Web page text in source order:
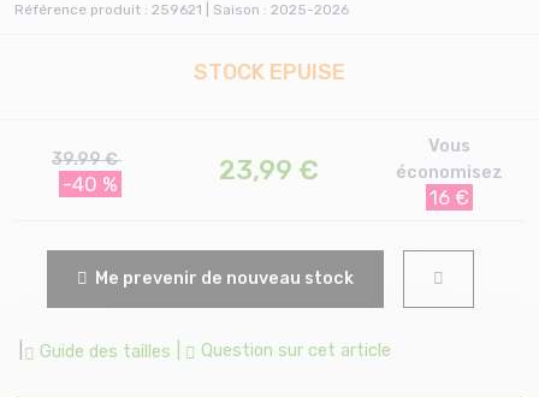
Référence produit : 259621 | Saison : 2025-2026
STOCK EPUISE
39.99 €
-40 % 23,99 €
Vous
économisez
16 €
Me prevenir de nouveau stock
Guide des tailles Question sur cet article